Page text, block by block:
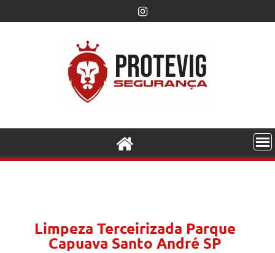
Limpeza Terceirizada Parque
Capuava Santo André SP